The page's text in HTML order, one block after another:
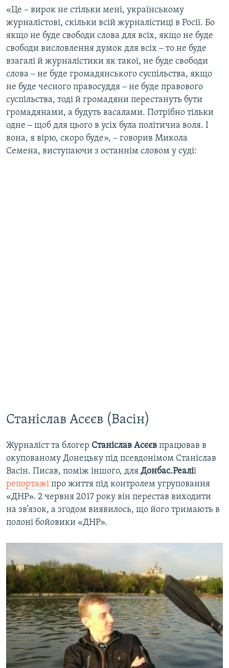
«Це – вирок не стільки мені, українському
журналістові, скільки всій журналістиці в Росії. Бо
якщо не буде свободи слова для всіх, якщо не буде
свободи висловлення думок для всіх ‒ то не буде
взагалі й журналістики як такої, не буде свободи
слова ‒ не буде громадянського суспільства, якщо
не буде чесного правосуддя ‒ не буде правового
суспільства, тоді й громадяни перестануть бути
громадянами, а будуть васалами. Потрібно тільки
одне ‒ щоб для цього в усіх була політична воля. І
вона, я вірю, скоро буде», – говорив Микола
Семена, виступаючи з останнім словом у суді:
Станіслав Асєєв (Васін)
Журналіст та блогер Станіслав Асєєв працював в
окупованому Донецьку під псевдонімом Станіслав
Васін. Писав, поміж іншого, для Донбас.Реалії
репортажі про життя під контролем угруповання
«ДНР». 2 червня 2017 року він перестав виходити
на зв’язок, а згодом виявилось, що його тримають в
полоні бойовики «ДНР».